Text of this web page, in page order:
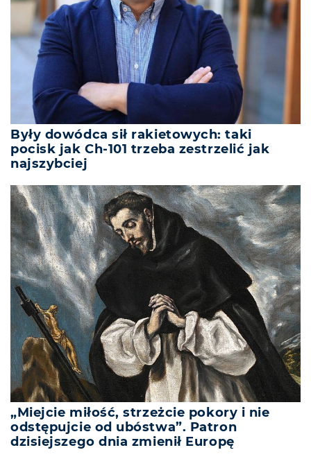
Były dowódca sił rakietowych: taki
pocisk jak Ch-101 trzeba zestrzelić jak
najszybciej
„Miejcie miłość, strzeżcie pokory i nie
odstępujcie od ubóstwa”. Patron
dzisiejszego dnia zmienił Europę